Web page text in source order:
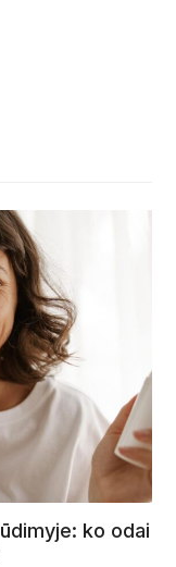
ko odai